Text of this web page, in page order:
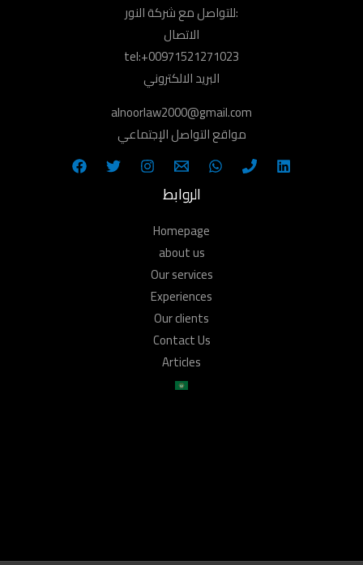
للتواصل مع شركة النور:
الاتصال
tel:+00971521271023
البريد الالكتروني
alnoorlaw2000@gmail.com
مواقع التواصل الإجتماعي
الروابط
Homepage
about us
Our services
Experiences
Our clients
Contact Us
Articles